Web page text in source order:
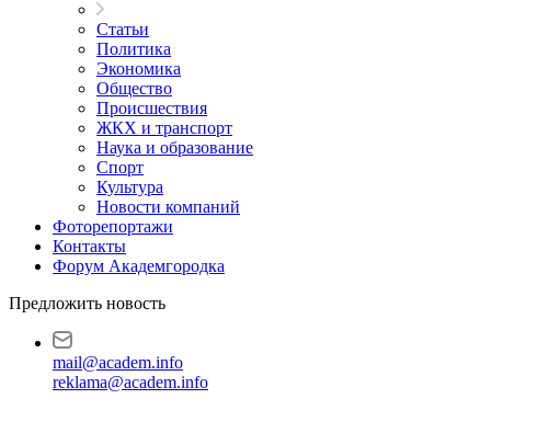
Статьи
Политика
Экономика
Общество
Происшествия
ЖКХ и транспорт
Наука и образование
Спорт
Культура
Новости компаний
Фоторепортажи
Контакты
Форум Академгородка
Предложить новость
mail@academ.info
reklama@academ.info